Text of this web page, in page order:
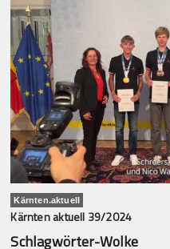
Kärnten.aktuell
Kärnten aktuell 39/2024
Schlagwörter-Wolke